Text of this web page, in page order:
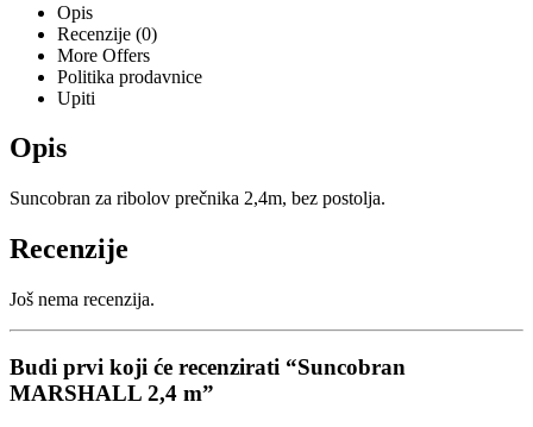
Opis
Recenzije (0)
More Offers
Politika prodavnice
Upiti
Opis
Suncobran za ribolov prečnika 2,4m, bez postolja.
Recenzije
Još nema recenzija.
Budi prvi koji će recenzirati “Suncobran
MARSHALL 2,4 m”